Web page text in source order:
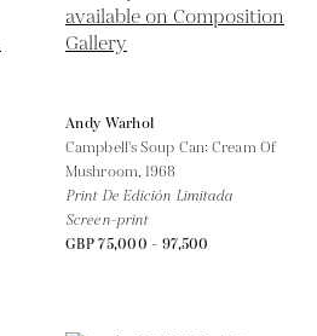
Andy Warhol
Campbell's Soup Can: Cream Of
Mushroom, 1968
Print De Edición Limitada
Screen-print
GBP 75,000 - 97,500